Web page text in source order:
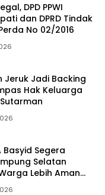
DPD PPWI
dan DPRD Tindak
No 02/2016
Jeruk Jadi Backing
Hak Keluarga
Basyid Segera
Selatan
Lebih Aman